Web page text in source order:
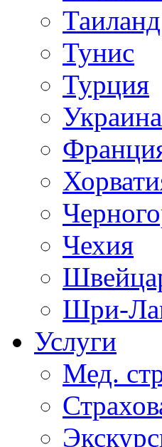
Таиланд
Тунис
Турция
Украина
Чехия
Шри-
Услуги
Мед.